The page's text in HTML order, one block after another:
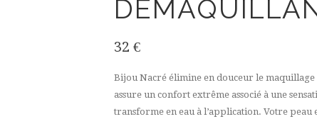
32€
Bijou Nacré élimine en douceur le
assure un confort extrême associé à une
transforme en eau à l’application. Votre peau